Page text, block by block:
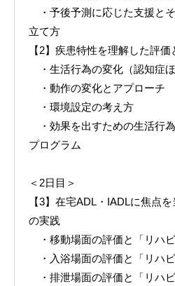
・予後予測に応じた支援と
立て方
【2】疾患特性を理解した評
・生活行為の変化（認知症ほ
・動作の変化とアプローチ
・環境設定の考え方
・効果を出すための生活行
プログラム
＜2日目＞
【3】在宅ADL・IADLに焦点
の実践
・移動場面の評価と「リハビ
・入浴場面の評価と「リハビ
・排泄場面の評価と「リハビ